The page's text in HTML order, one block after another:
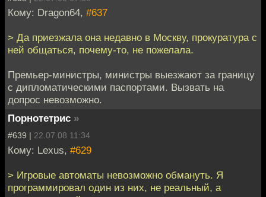
Кому: Dragon64, #637
> Да приезжала она недавно в Москву, прокуратура с
ней общаться, почему-то, не пожелала.
Премьер-министры, министры выезжают за границу
с дипломатическими паспортами. Вызвать на
допрос невозможно.
Порнотетрис »
#639 | 22.07.08 11:34
Кому: Lexus, #629
> Игровые автоматы невозможно обмануть. Я
программировал один из них, не реальный, а